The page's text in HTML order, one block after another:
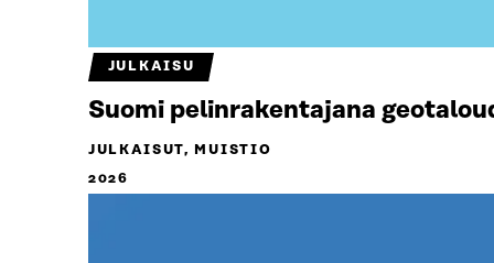
JULKAISU
Suomi pelinrakentajana
JULKAISUT, MUISTIO
2026